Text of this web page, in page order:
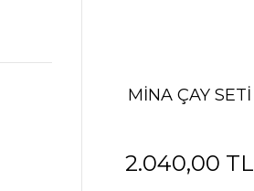
MİNA ÇAY SETİ
2.040,00 TL